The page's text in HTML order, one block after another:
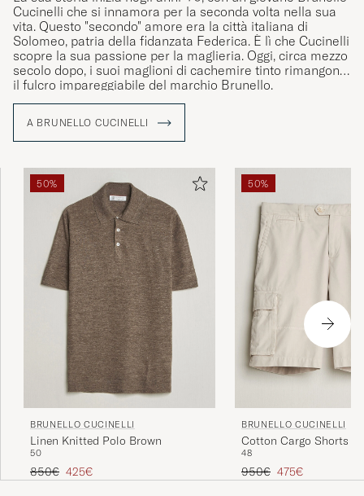
Cucinelli che si innamora per la seconda volta nella sua
vita. Questo "secondo" amore era la città italiana di
Solomeo, patria della fidanzata Federica. È lì che Cucinelli
scopre la sua passione per la maglieria. Oggi, circa mezzo
secolo dopo, i suoi maglioni di cachemire tinto rimangono
il fulcro impareggiabile del marchio Brunello.
A BRUNELLO CUCINELLI
50%
BRUNELLO CUCINELLI
Linen Knitted Polo Brown
50
Prezzo ordinario
850€ Prezzo ridotto
425€
50%
BRUNELLO CUCINELLI
Cotton Cargo Shorts
48
Prezzo ordinario
950€ Prezzo ridotto
475€